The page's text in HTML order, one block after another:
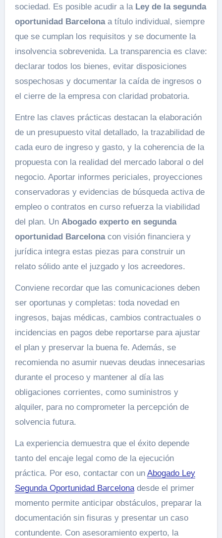
sociedad. Es posible acudir a la Ley de la segunda
oportunidad Barcelonaa título individual, siempre
que se cumplan los requisitos y se documente la
insolvencia sobrevenida. La transparencia es clave:
declarar todos los bienes, evitar disposiciones
sospechosas y documentar la caída de ingresos o
el cierre de la empresa con claridad probatoria.
Entre las claves prácticas destacan la elaboración
de un presupuesto vital detallado, la trazabilidad de
cada euro de ingreso y gasto, y la coherencia de la
propuesta con la realidad del mercado laboral o del
negocio. Aportar informes periciales, proyecciones
conservadoras y evidencias de búsqueda activa de
empleo o contratos en curso refuerza la viabilidad
del plan. Un Abogado experto en segunda
oportunidad Barcelonacon visión financiera y
jurídica integra estas piezas para construir un
relato sólido ante el juzgado y los acreedores.
Conviene recordar que las comunicaciones deben
ser oportunas y completas: toda novedad en
ingresos, bajas médicas, cambios contractuales o
incidencias en pagos debe reportarse para ajustar
el plan y preservar la buena fe. Además, se
recomienda no asumir nuevas deudas innecesarias
durante el proceso y mantener al día las
obligaciones corrientes, como suministros y
alquiler, para no comprometer la percepción de
solvencia futura.
La experiencia demuestra que el éxito depende
tanto del encaje legal como de la ejecución
práctica. Por eso, contactar con un Abogado Ley
Segunda Oportunidad Barcelonadesde el primer
momento permite anticipar obstáculos, preparar la
documentación sin fisuras y presentar un caso
contundente. Con asesoramiento experto, la